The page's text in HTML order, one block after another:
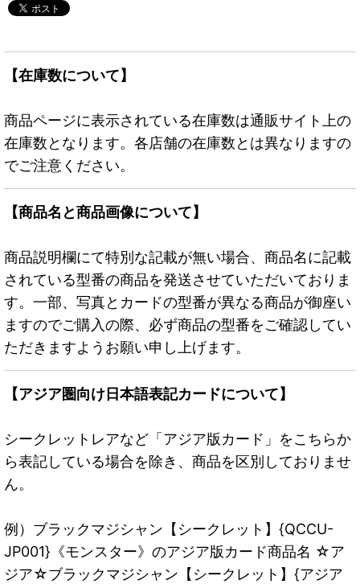
【在庫数について】
商品ページに表示されている在庫数は通販サイト上の
在庫数となります。各店舗の在庫数とは異なりますの
でご注意ください。
【商品名と商品画像について】
商品説明欄にて特別な記載が無い場合、商品名に記載
されている型番の商品を発送させていただいておりま
す。一部、写真とカードの型番が異なる商品が御座い
ますのでご購入の際、必ず商品の型番をご確認してい
ただきますようお願い申し上げます。
【アジア圏向け日本語表記カードについて】
シークレットレアなど「アジア版カード」をこちらか
ら表記している場合を除き、商品を区別しておりませ
ん。
例）ブラックマジシャン【シークレット】{QCCU-
JP001}《モンスター》のアジア版カード商品名 ☆ア
ジア☆ブラックマジシャン【シークレット】{アジア